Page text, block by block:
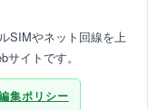
SIMやネット回線を上
イトです。
集ポリシー